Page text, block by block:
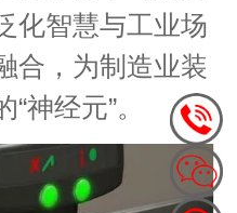
化智慧与工业场
合，为制造业装
神经元”。